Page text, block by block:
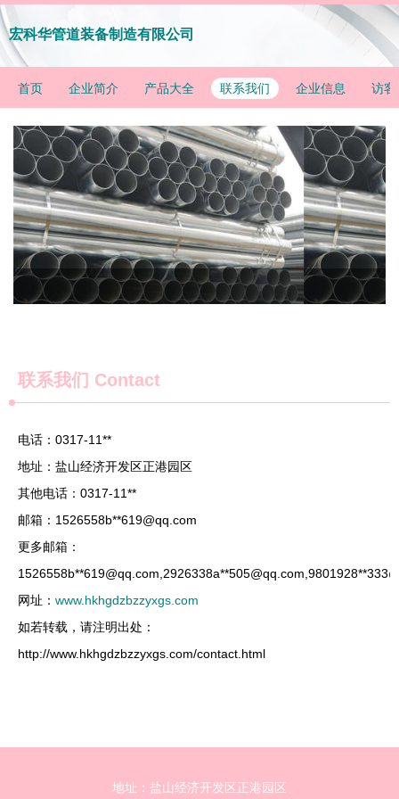
宏科华管道装备制造有限公司
首页 企业简介 产品大全 联系我们 企业信息 访客
联系我们 Contact
电话：0317-11**
地址：盐山经济开发区正港园区
其他电话：0317-11**
邮箱：1526558b**619@qq.com
更多邮箱：
1526558b**619@qq.com ,2926338a**505@qq.com ,9801928**
网址： www.hkhgdzbzzyxgs.com
如若转载，请注明出处：
http://www.hkhgdzbzzyxgs.com/contact.html
地址：盐山经济开发区正港园区